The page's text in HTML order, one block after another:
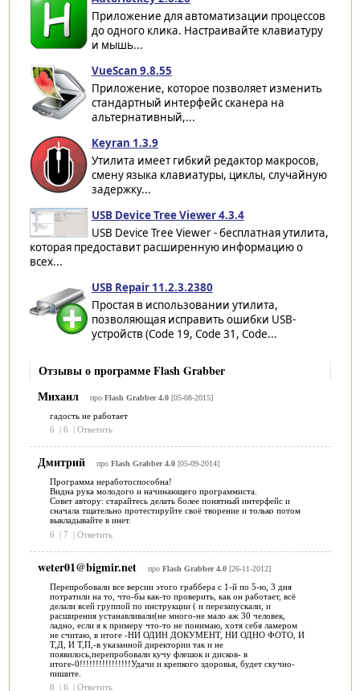
Приложение для автоматизации процессов
до одного клика. Настраивайте клавиатуру
и мышь...
VueScan 9.8.55
Приложение, которое позволяет изменить
стандартный интерфейс сканера на
альтернативный,...
Keyran 1.3.9
Утилита имеет гибкий редактор макросов,
смену языка клавиатуры, циклы, случайную
задержку...
USB Device Tree Viewer 4.3.4
USB Device Tree Viewer - бесплатная утилита,
которая предоставит расширенную информацию о
всех...
USB Repair 11.2.3.2380
Простая в использовании утилита,
позволяющая исправить ошибки USB-
устройств (Code 19, Code 31, Code...
Отзывы о программе Flash Grabber
Михаил
про Flash Grabber 4.0[05-08-2015]
гадость не работает
6
6 Ответить
Дмитрий про Flash Grabber 4.0[05-09-2014]
Программа неработоспособна!
Видна рука молодого и начинающего программиста.
Совет автору: старайтесь делать более понятный интерфейс и
сначала тщательно протестируйте своё творение и только потом
выкладывайте в инет.
6
| 7 | Ответить
weter01@bigmir.net про Flash Grabber 4.0[26-11-2012]
Перепробовали все версии этого граббера с 1-й по 5-ю, 3 дня
потратили на то, что-бы как-то проверить, как он работает, всё
делали всей группой по инструкции ( и перезапускали, и
расширения устанавливали(не много-не мало аж 30 человек,
ладно, если я к примеру что-то не понимаю, хотя себя ламером
не считаю, в итоге -НИ ОДИН ДОКУМЕНТ, НИ ОДНО ФОТО, И
Т,Д, И Т,П,-в указанной директории так и не
появилось,перепробовали кучу флешок и дисков- в
итоге-0!!!!!!!!!!!!!!!!Удачи и крепкого здоровья, будет скучно-
пишите.
6
6 Ответить